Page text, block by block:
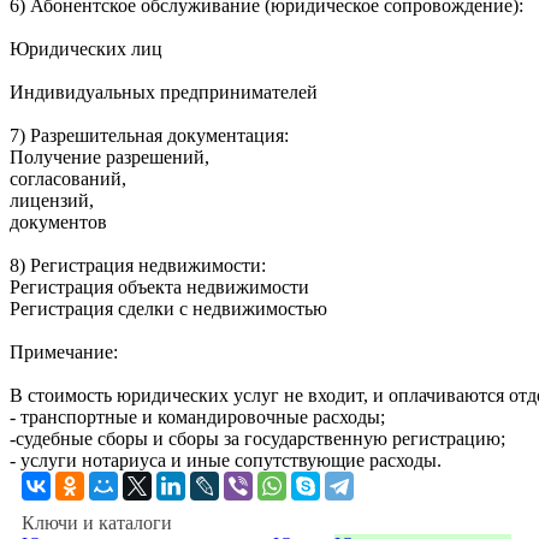
6) Абонентское обслуживание (юридическое сопровождение):
Юридических лиц
Индивидуальных предпринимателей
7) Разрешительная документация:
Получение разрешений,
согласований,
лицензий,
документов
8) Регистрация недвижимости:
Регистрация объекта недвижимости
Регистрация сделки с недвижимостью
Примечание:
В стоимость юридических услуг не входит, и оплачиваются
- транспортные и командировочные расходы;
-судебные сборы и сборы за государственную регистрацию;
- услуги нотариуса и иные сопутствующие расходы.
Ключи и каталоги